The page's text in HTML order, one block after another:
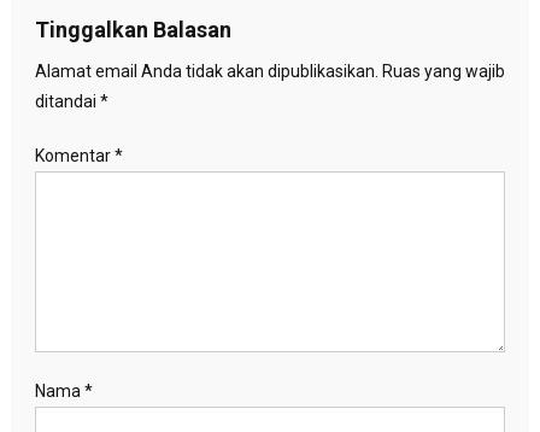
Tinggalkan Balasan
Alamat email Anda tidak akan dipublikasikan. Ruas yang wajib
ditandai *
Komentar*
Nama *